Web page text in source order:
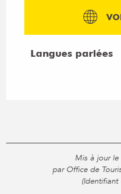
Langues parlées
Langues parlées
Mis à jour le
par Office de